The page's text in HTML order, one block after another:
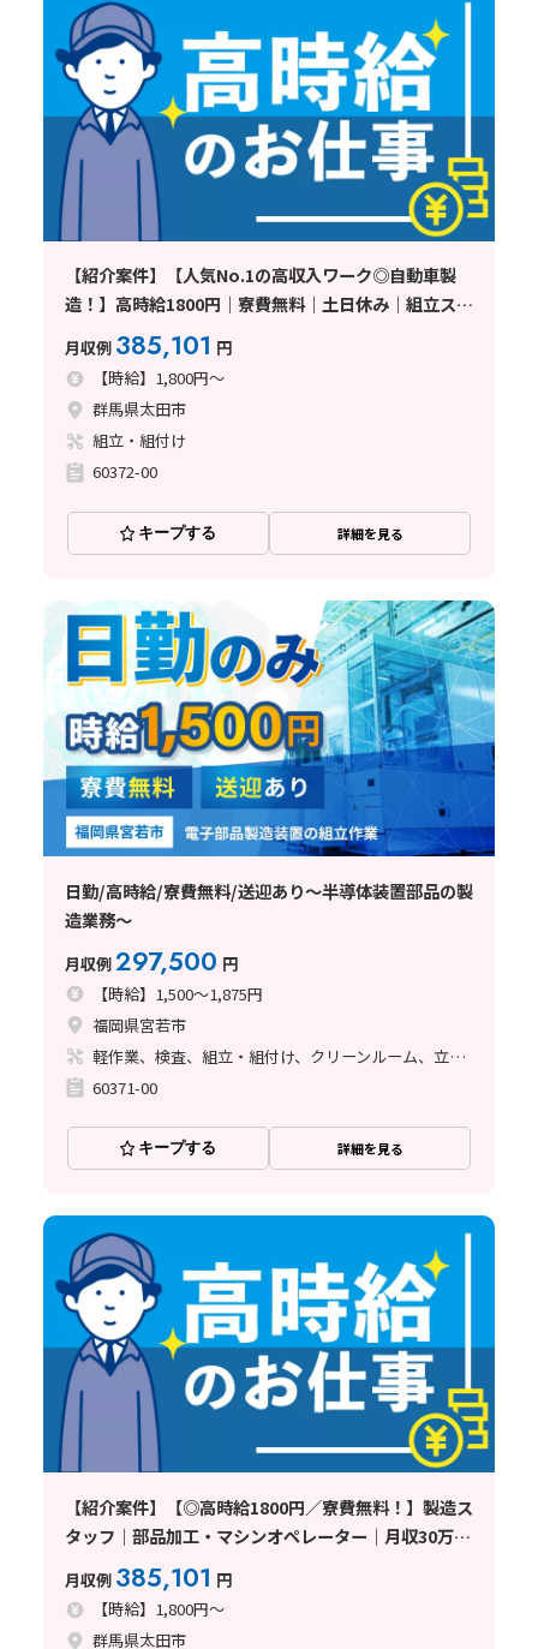
【紹介案件】【人気No.1の高収入ワーク◎自動車製
造！】高時給1800円｜寮費無料｜土日休み｜組立スタ
ッフ｜未経験OK｜即日面接OK｜正社員登用制度あり
〈群馬県太田市〉
月収例 385,101 円
【時給】1,800円～
群馬県太田市
組立・組付け
60372-00
キープする 詳細を見る
日勤/高時給/寮費無料/送迎あり～半導体装置部品の製
造業務～
月収例297,500 円
【時給】1,500～1,875円
福岡県宮若市
軽作業、検査、組立・組付け、クリーンルーム、立ち作業
60371-00
キープする 詳細を見る
【紹介案件】【◎高時給1800円／寮費無料！】製造ス
タッフ｜部品加工・マシンオペレーター｜月収30万円
以上可｜土日休み｜長期連休あり｜未経験者歓迎｜正
社員登用制度あり〈群馬県太田
月収例 385,101 円
【時給】1,800円～
群馬県太田市